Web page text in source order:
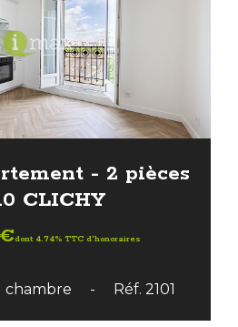
- 2 pièces
CLICHY
dont 4.74% TTC d'honoraires
chambre Réf. 2101